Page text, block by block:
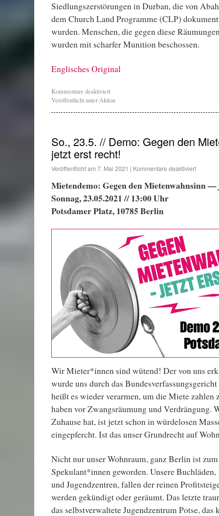
Siedlungszerstörungen in Durban, die von
dem Church Land Programme (CLP)
wurden. Menschen, die gegen diese
wurden mit scharfer Munition beschossen.
Englisches Original
Kommentare deaktiviert
Veröffentlicht unterAktion
So., 23.5. // Demo: Gegen den
jetzt erst recht!
Veröffentlicht am7. Mai 2021 | Kommentare deaktiviert
Mietendemo: Gegen den Mietenwahnsinn
Sonnag, 23.05.2021 // 13:00 Uhr
Potsdamer Platz, 10785 Berlin
Wir Mieter*innen sind wütend! Der von uns
wurde uns durch das
heißt es wieder verarmen, um die Miete zahlen
haben vor Zwangsräumung und Verdrängung.
Zuhause hat, ist jetzt schon in würdelosen
eingepfercht. Ist das unser Grundrecht auf
Nicht nur unser Wohnraum, ganz Berlin ist
Spekulant*innen geworden. Unsere
und Jugendzentren, fallen der reinen
werden gekündigt oder geräumt. Das letzte
das selbstverwaltete Jugendzentrum Potse, das